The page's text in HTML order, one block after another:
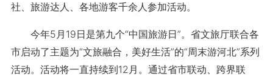
社、旅游达人、各地游客千余人参加活动。
今年5月19日是第九个“中国旅游日”。省文旅厅联合各
市启动了主题为“文旅融合，美好生活”的“周末游河北”系列
活动。活动将一直持续到12月。通过省市联动、跨界联